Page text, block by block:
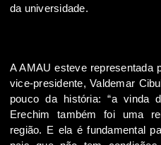
da universidade.
A AMAU esteve representada
vice-presidente, Valdemar
pouco da história: “a vinda
Erechim também foi uma
região. E ela é fundamental